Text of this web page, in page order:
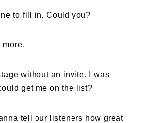
to fill in. Could you?
more,
without an invite. I was
get me on the list?
tell our listeners how great